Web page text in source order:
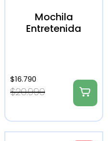
Mochila
Entretenida
$20.990
$16.790